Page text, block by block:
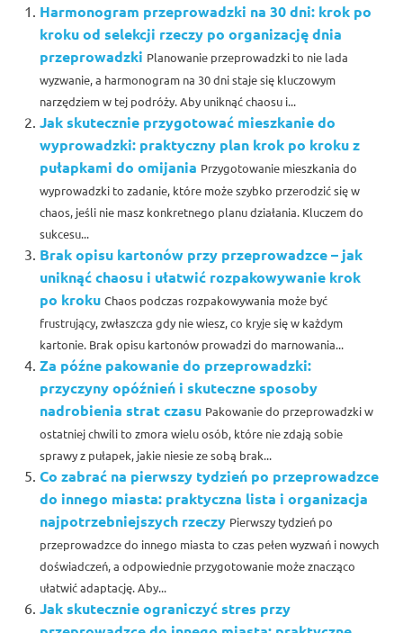
Harmonogram przeprowadzki na 30 dni: krok po
kroku od selekcji rzeczy po organizację dnia
przeprowadzki Planowanie przeprowadzki to nie lada
wyzwanie, a harmonogram na 30 dni staje się kluczowym
narzędziem w tej podróży. Aby uniknąć chaosu i...
Jak skutecznie przygotować mieszkanie do
wyprowadzki: praktyczny plan krok po kroku z
pułapkami do omijania Przygotowanie mieszkania do
wyprowadzki to zadanie, które może szybko przerodzić się w
chaos, jeśli nie masz konkretnego planu działania. Kluczem do
sukcesu...
Brak opisu kartonów przy przeprowadzce – jak
uniknąć chaosu i ułatwić rozpakowywanie krok
po kroku Chaos podczas rozpakowywania może być
frustrujący, zwłaszcza gdy nie wiesz, co kryje się w każdym
kartonie. Brak opisu kartonów prowadzi do marnowania...
Za późne pakowanie do przeprowadzki:
przyczyny opóźnień i skuteczne sposoby
nadrobienia strat czasu Pakowanie do przeprowadzki w
ostatniej chwili to zmora wielu osób, które nie zdają sobie
sprawy z pułapek, jakie niesie ze sobą brak...
Co zabrać na pierwszy tydzień po przeprowadzce
do innego miasta: praktyczna lista i organizacja
najpotrzebniejszych rzeczy Pierwszy tydzień po
przeprowadzce do innego miasta to czas pełen wyzwań i nowych
doświadczeń, a odpowiednie przygotowanie może znacząco
ułatwić adaptację. Aby...
Jak skutecznie ograniczyć stres przy